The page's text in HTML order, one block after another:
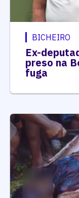
BICHEIRO
Ex-
preso na
fuga